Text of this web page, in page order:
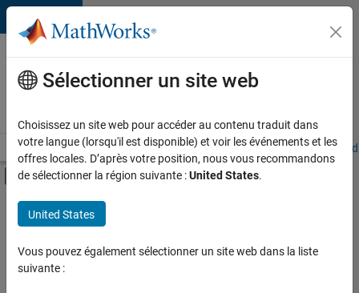
Passer au contenu
Votre
carrière
chez
Accueil Explorer nos opportunités Adresses de nos bureaux
Activer/désactiver l'affichage du menu
Contenu principal
FILTRER PAR
Technologies de l’information
Ventes commerciales
Ventes internes
Sélectionner un site web
Choisissez un site web pour accéder au contenu traduit dans
votre langue (lorsqu'il est disponible) et voir les événements et les
offres locales. D’après votre position, nous vous recommandons
de sélectionner la région suivante :United States.
United States
Vous pouvez également sélectionner un site web dans la liste
suivante :